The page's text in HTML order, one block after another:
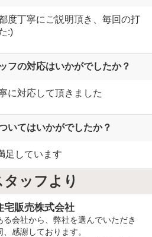
度丁寧にご説明頂き、毎回の打
:)
フの対応はいかがでしたか？
に対応して頂きました
いてはいかがでしたか？
足しています
ッフより
宅販売株式会社
る会社から、弊社を選んでいただき
、感謝しております。